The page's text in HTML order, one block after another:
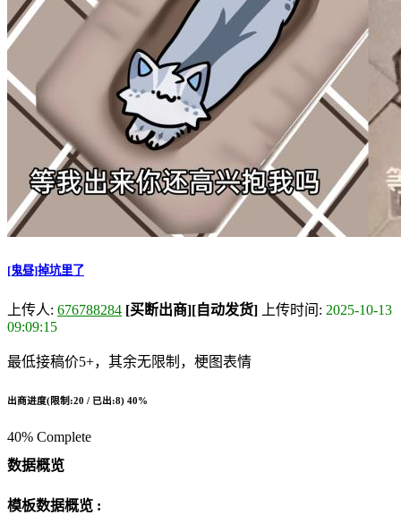
[鬼昼]掉坑里了
上传人: 676788284 [买断出商][自动发货] 上传时间: 2025-10-13
09:09:15
最低接稿价5+，其余无限制，梗图表情
出商进度(限制:20 / 已出:8) 40%
40% Complete
数据概览
模板数据概览 :